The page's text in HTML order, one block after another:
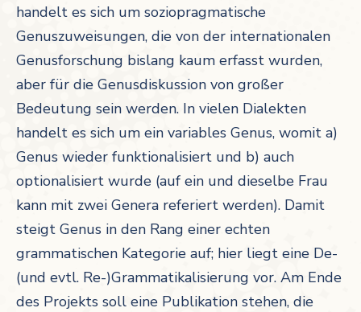
handelt es sich um soziopragmatische
Genuszuweisungen, die von der internationalen
Genusforschung bislang kaum erfasst wurden,
aber für die Genusdiskussion von großer
Bedeutung sein werden. In vielen Dialekten
handelt es sich um ein variables Genus, womit a)
Genus wieder funktionalisiert und b) auch
optionalisiert wurde (auf ein und dieselbe Frau
kann mit zwei Genera referiert werden). Damit
steigt Genus in den Rang einer echten
grammatischen Kategorie auf; hier liegt eine De-
(und evtl. Re-)Grammatikalisierung vor. Am Ende
des Projekts soll eine Publikation stehen, die